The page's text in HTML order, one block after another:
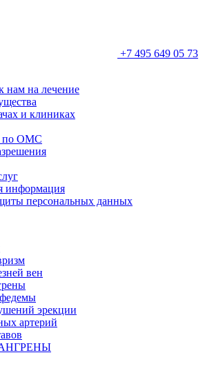
+7 495 649 05 73
нам на лечение
и клиниках
по ОМС
информация
персональных данных
вен
эрекции
артерий